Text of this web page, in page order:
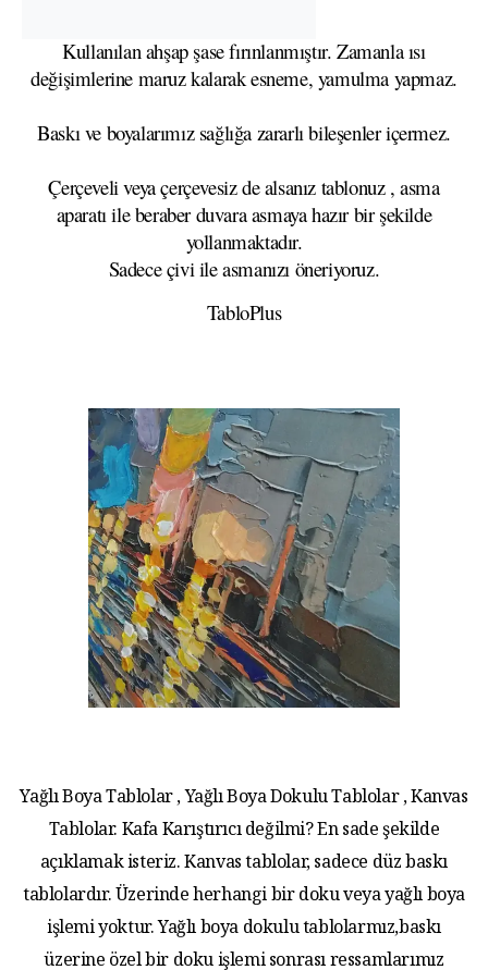
Kullanılan ahşap şase fırınlanmıştır. Zamanla ısı
değişimlerine maruz kalarak esneme, yamulma yapmaz.
Baskı ve boyalarımız sağlığa zararlı bileşenler içermez.
Çerçeveli veya çerçevesiz de alsanız tablonuz , asma
aparatı ile beraber duvara asmaya hazır bir şekilde
yollanmaktadır.
Sadece çivi ile asmanızı öneriyoruz.
TabloPlus
Yağlı Boya Tablolar , Yağlı Boya Dokulu Tablolar , Kanvas
Tablolar. Kafa Karıştırıcı değilmi? En sade şekilde
açıklamak isteriz. Kanvas tablolar, sadece düz baskı
tablolardır. Üzerinde herhangi bir doku veya yağlı boya
işlemi yoktur. Yağlı boya dokulu tablolarmız,baskı
üzerine özel bir doku işlemi sonrası ressamlarımız